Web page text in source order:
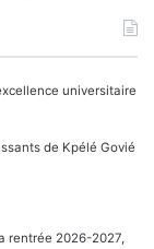
universitaire
de Kpélé Govié
rentrée 2026-2027,